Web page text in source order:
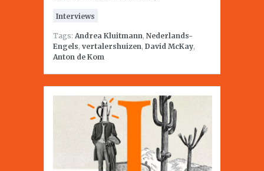
Interviews
Tags: Andrea Kluitmann, Nederlands-
Engels, vertalershuizen, David McKay,
Anton de Kom